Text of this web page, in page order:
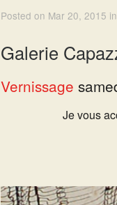
Posted on Mar 20, 2015 in
Galerie
Vernissage
Je vous